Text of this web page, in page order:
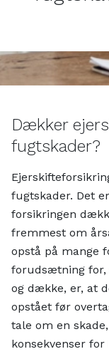
Dækker
fugtskader?
fugtskader. Det
forsikringen
fremmest om
opstå på mange
forudsætning for,
og dække, er, at
opstået før
tale om en
konsekvenser